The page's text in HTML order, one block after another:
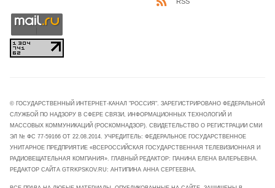
RSS
© ГОСУДАРСТВЕННЫЙ ИНТЕРНЕТ-КАНАЛ "РОССИЯ". ЗАРЕГИСТРИРОВАНО ФЕДЕРАЛЬНОЙ
СЛУЖБОЙ ПО НАДЗОРУ В СФЕРЕ СВЯЗИ, ИНФОРМАЦИОННЫХ ТЕХНОЛОГИЙ И
МАССОВЫХ КОММУНИКАЦИЙ (РОСКОМНАДЗОР). СВИДЕТЕЛЬСТВО О РЕГИСТРАЦИИ СМИ
ЭЛ № ФС 77-59166 ОТ 22.08.2014. УЧРЕДИТЕЛЬ: ФЕДЕРАЛЬНОЕ ГОСУДАРСТВЕННОЕ
УНИТАРНОЕ ПРЕДПРИЯТИЕ «ВСЕРОССИЙСКАЯ ГОСУДАРСТВЕННАЯ ТЕЛЕВИЗИОННАЯ И
РАДИОВЕЩАТЕЛЬНАЯ КОМПАНИЯ». ГЛАВНЫЙ РЕДАКТОР: ПАНИНА ЕЛЕНА ВАЛЕРЬЕВНА.
РЕДАКТОР САЙТА GTRKPSKOV.RU: АНТИПИНА АННА СЕРГЕЕВНА.